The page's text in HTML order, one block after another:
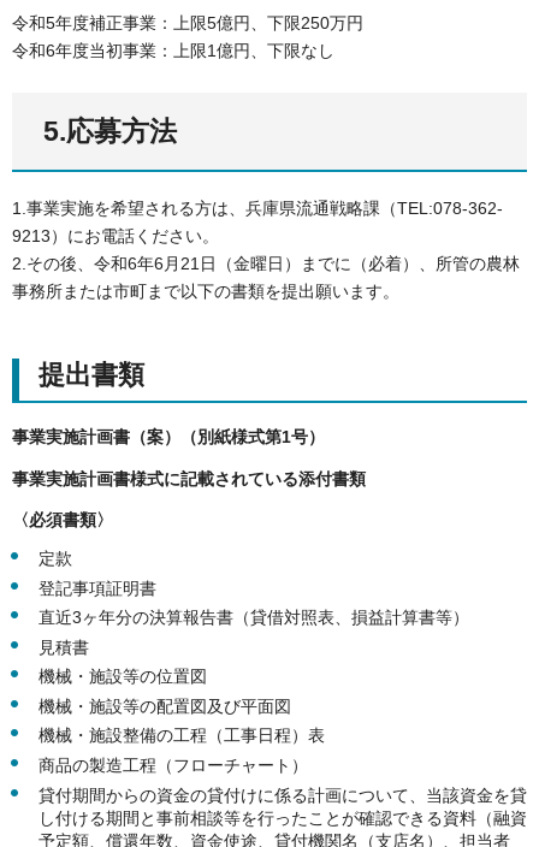
令和5年度補正事業：上限5億円、下限250万円
令和6年度当初事業：上限1億円、下限なし
5.応募方法
1.事業実施を希望される方は、兵庫県流通戦略課（TEL:078-362-
9213）にお電話ください。
2.その後、令和6年6月21日（金曜日）までに（必着）、所管の農林
事務所または市町まで以下の書類を提出願います。
提出書類
事業実施計画書（案）（別紙様式第1号）
事業実施計画書様式に記載されている添付書類
〈必須書類〉
定款
登記事項証明書
直近3ヶ年分の決算報告書（貸借対照表、損益計算書等）
見積書
機械・施設等の位置図
機械・施設等の配置図及び平面図
機械・施設整備の工程（工事日程）表
商品の製造工程（フローチャート）
貸付期間からの資金の貸付けに係る計画について、当該資金を貸
し付ける期間と事前相談等を行ったことが確認できる資料（融資
予定額、償還年数、資金使途、貸付機関名（支店名）、担当者